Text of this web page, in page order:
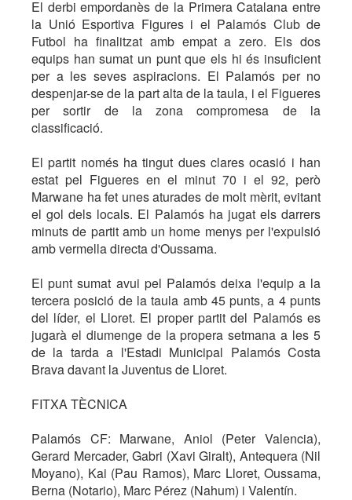
El derbi empordanès de la Primera Catalana entre
la Unió Esportiva Figures i el Palamós Club de
Futbol ha finalitzat amb empat a zero. Els dos
equips han sumat un punt que els hi és insuficient
per a les seves aspiracions. El Palamós per no
despenjar-se de la part alta de la taula, i el Figueres
per sortir de la zona compromesa de la
classificació.
El partit només ha tingut dues clares ocasió i han
estat pel Figueres en el minut 70 i el 92, però
Marwane ha fet unes aturades de molt mèrit, evitant
el gol dels locals. El Palamós ha jugat els darrers
minuts de partit amb un home menys per l'expulsió
amb vermella directa d'Oussama.
El punt sumat avui pel Palamós deixa l'equip a la
tercera posició de la taula amb 45 punts, a 4 punts
del líder, el Lloret. El proper partit del Palamós es
jugarà el diumenge de la propera setmana a les 5
de la tarda a l'Estadi Municipal Palamós Costa
Brava davant la Juventus de Lloret.
FITXA TÈCNICA
Palamós CF: Marwane, Aniol (Peter Valencia),
Gerard Mercader, Gabri (Xavi Giralt), Antequera (Nil
Moyano), Kai (Pau Ramos), Marc Lloret, Oussama,
Berna (Notario), Marc Pérez (Nahum) i Valentín.